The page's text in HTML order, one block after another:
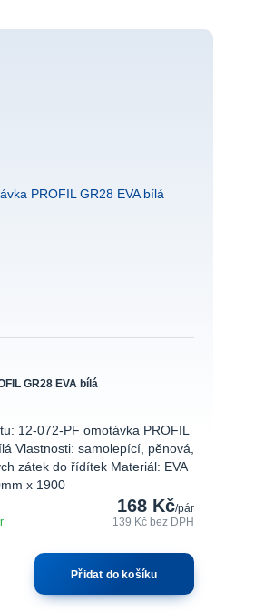
GR28 EVA bílá
12-072-PF omotávka PROFIL
Vlastnosti: samolepící, pěnová,
zátek do řídítek Materiál: EVA
x 1900
168 Kč/pár
139 Kčbez DPH
Přidat do košíku